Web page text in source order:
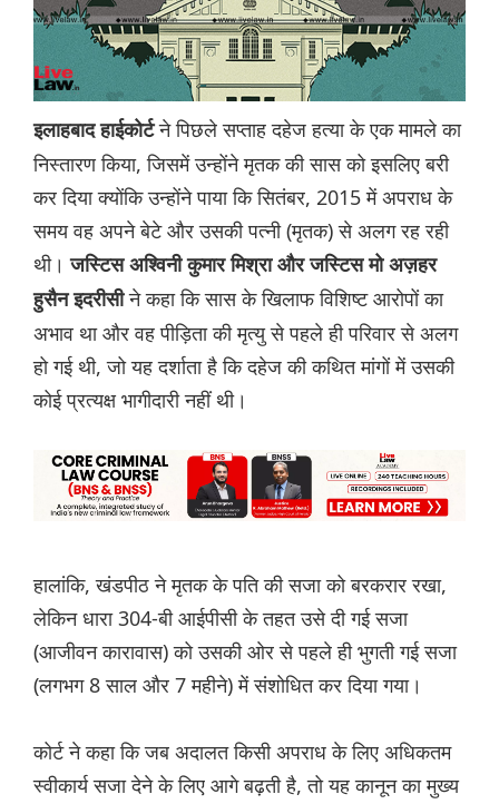
इलाहबाद हाईकोर्टने पिछले सप्ताह दहेज हत्या के एक मामले का
निस्तारण किया, जिसमें उन्होंने मृतक की सास को इसलिए बरी
कर दिया क्योंकि उन्होंने पाया कि सितंबर, 2015 में अपराध के
समय वह अपने बेटे और उसकी पत्नी (मृतक) से अलग रह रही
थी।जस्टिस अश्विनी कुमार मिश्रा और जस्टिस मो अज़हर
हुसैन इदरीसीने कहा कि सास के खिलाफ विशिष्ट आरोपों का
अभाव था और वह पीड़िता की मृत्यु से पहले ही परिवार से अलग
हो गई थी, जो यह दर्शाता है कि दहेज की कथित मांगों में उसकी
कोई प्रत्यक्ष भागीदारी नहीं थी।
हालांकि, खंडपीठ ने मृतक के पति की सजा को बरकरार रखा,
लेकिन धारा 304-बी आईपीसी के तहत उसे दी गई सजा
(आजीवन कारावास) को उसकी ओर से पहले ही भुगती गई सजा
(लगभग 8 साल और 7 महीने) में संशोधित कर दिया गया।
कोर्ट ने कहा कि जब अदालत किसी अपराध के लिए अधिकतम
स्वीकार्य सजा देने के लिए आगे बढ़ती है, तो यह कानून का मुख्य